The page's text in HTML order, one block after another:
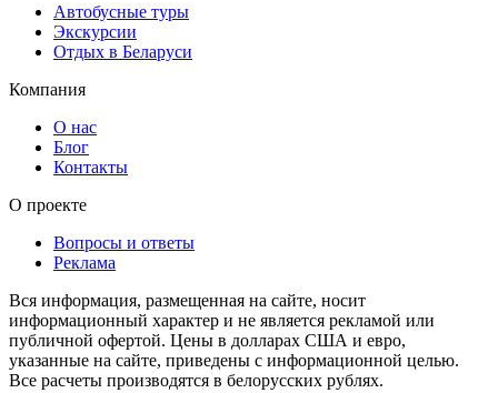
Автобусные туры
Экскурсии
Отдых в Беларуси
Компания
О нас
Блог
Контакты
О проекте
Вопросы и ответы
Реклама
Вся информация, размещенная на сайте, носит
информационный характер и не является рекламой или
публичной офертой. Цены в долларах США и евро,
указанные на сайте, приведены с информационной целью.
Все расчеты производятся в белорусских рублях.